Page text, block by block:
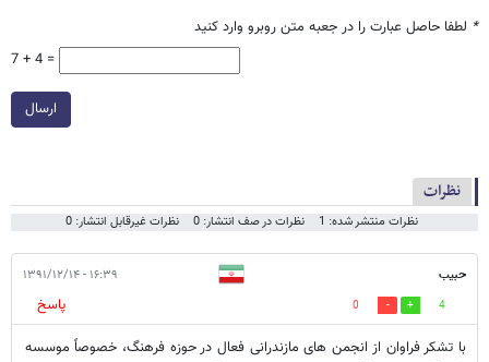
* لطفا حاصل عبارت را در جعبه متن روبرو وارد کنید
7 + 4 =
ارسال
نظرات
نظرات منتشر شده: 1 نظرات در صف انتشار: 0 نظرات غیرقابل انتشار: 0
حبیب ۱۶:۳۹ - ۱۳۹۱/۱۲/۱۴
4
0
پاسخ
با تشکر فراوان از انجمن های مازندرانی فعال در حوزه فرهنگ، خصوصاً موسسه